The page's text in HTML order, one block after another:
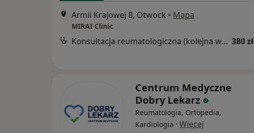
Armii Krajowej 8, Otwock • Mapa
MIRAI Clinic
Konsultacja reumatologiczna (kolejna wizyta) 380 zł
Centrum Medyczne
Dobry Lekarz
Reumatologia, Ortopedia,
Kardiologia · Więcej